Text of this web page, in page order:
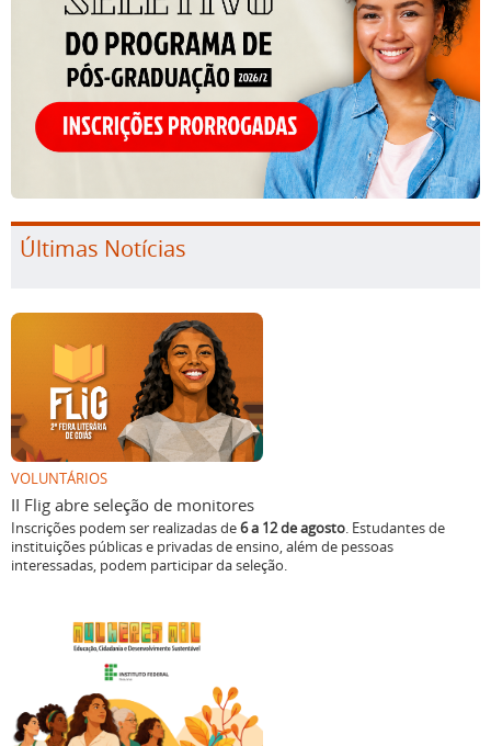
Últimas Notícias
VOLUNTÁRIOS
II Flig abre seleção de monitores
Inscrições podem ser realizadas de6 a 12 de agosto. Estudantes de
instituições públicas e privadas de ensino, além de pessoas
interessadas, podem participar da seleção.